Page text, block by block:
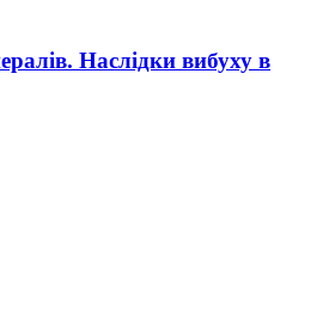
Наслідки вибуху в